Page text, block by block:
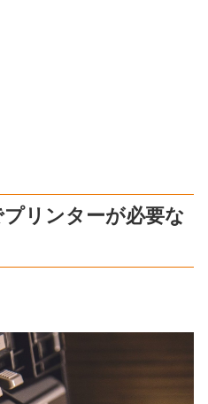
リンターが必要な